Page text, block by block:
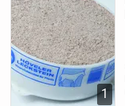
1